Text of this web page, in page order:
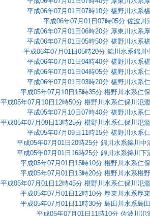
平成06年07月01日07時10分 椹野川水系
平成06年07月01日07時05分 佐波川
平成06年07月01日06時20分 厚東川水系
平成06年07月01日05時50分 椹野川水系
平成06年07月01日05時20分 錦川水系錦
平成06年07月01日04時40分 椹野川水系
平成06年07月01日04時05分 椹野川水系
平成06年07月01日03時20分 椹野川水系
平成05年07月10日15時35分 椹野川水系仁
平成05年07月10日12時50分 椹野川水系仁保川氾
平成05年07月10日07時40分 椹野川水系
平成05年07月09日13時25分 椹野川水系仁保川氾
平成05年07月09日11時15分 椹野川水系
平成05年07月01日20時25分 錦川水系錦川
平成05年07月01日16時25分 錦川水系錦川
平成05年07月01日15時10分 椹野川水系仁
平成05年07月01日13時20分 椹野川水系椹
平成05年07月01日12時45分 椹野川水系仁保川氾
平成05年07月01日12時10分 厚東川水系厚
平成05年07月01日11時30分 島田川水系島
平成05年07月01日11時10分 佐波川氾